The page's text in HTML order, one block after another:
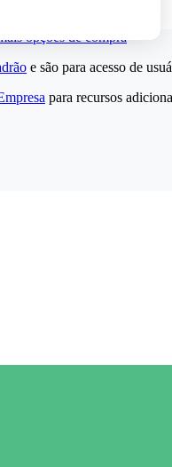
opções de compra
e são para acesso de
para recursos